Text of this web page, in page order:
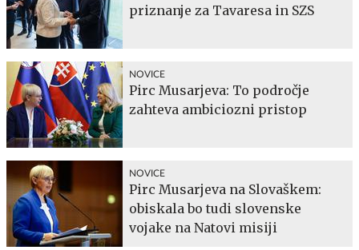
priznanje za Tavaresa in SZS
NOVICE
Pirc Musarjeva: To področje
zahteva ambiciozni pristop
NOVICE
Pirc Musarjeva na Slovaškem:
obiskala bo tudi slovenske
vojake na Natovi misiji